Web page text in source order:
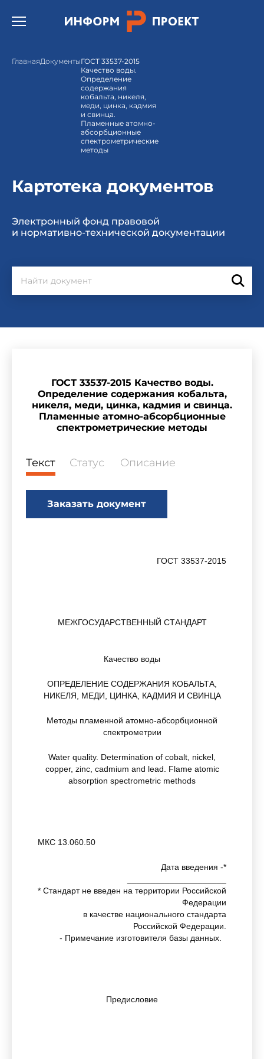
Открыть бургер меню.
ГлавнаяДокументыГОСТ 33537-2015
Качество воды.
Определение
содержания
кобальта, никеля,
меди, цинка, кадмия
и свинца.
Пламенные атомно-
абсорбционные
спектрометрические
методы
Картотека документов
Электронный фонд правовой
и нормативно-технической документации
ГОСТ 33537-2015 Качество воды.
Определение содержания кобальта,
никеля, меди, цинка, кадмия и свинца.
Пламенные атомно-абсорбционные
спектрометрические методы
Текст Статус Описание
Заказать документ
ГОСТ 33537-2015
МЕЖГОСУДАРСТВЕННЫЙ СТАНДАРТ
Качество воды
ОПРЕДЕЛЕНИЕ СОДЕРЖАНИЯ КОБАЛЬТА,
НИКЕЛЯ, МЕДИ, ЦИНКА, КАДМИЯ И СВИНЦА
Методы пламенной атомно-абсорбционной
спектрометрии
Water quality. Determination of cobalt, nickel,
copper, zinc, cadmium and lead. Flame atomic
absorption spectrometric methods
МКС 13.060.50
Дата введения -*
* Стандарт не введен на территории Российской
Федерации
в качестве национального стандарта
Российской Федерации.
- Примечание изготовителя базы данных.
Предисловие